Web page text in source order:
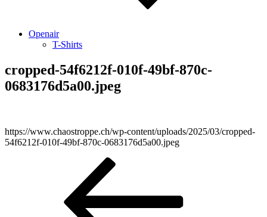
Openair
T-Shirts
cropped-54f6212f-010f-49bf-870c-
0683176d5a00.jpeg
https://www.chaostroppe.ch/wp-content/uploads/2025/03/cropped-
54f6212f-010f-49bf-870c-0683176d5a00.jpeg
Beitragsnavigation